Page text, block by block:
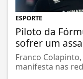
ESPORTE
Piloto da
sofrer um
Franco
manifesta nas